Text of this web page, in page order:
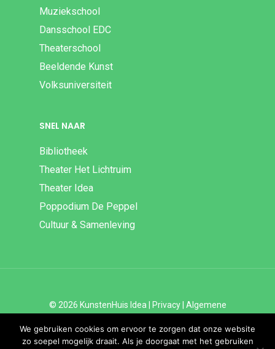
Muziekschool
Dansschool EDC
Theaterschool
Beeldende Kunst
Volksuniversiteit
SNEL NAAR
Bibliotheek
Theater Het Lichtruim
Theater Idea
Poppodium De Peppel
Cultuur & Samenleving
© 2026 KunstenHuis Idea | Privacy| Algemene
We gebruiken cookies om ervoor te zorgen dat onze website
zo soepel mogelijk draait. Als je doorgaat met het gebruiken